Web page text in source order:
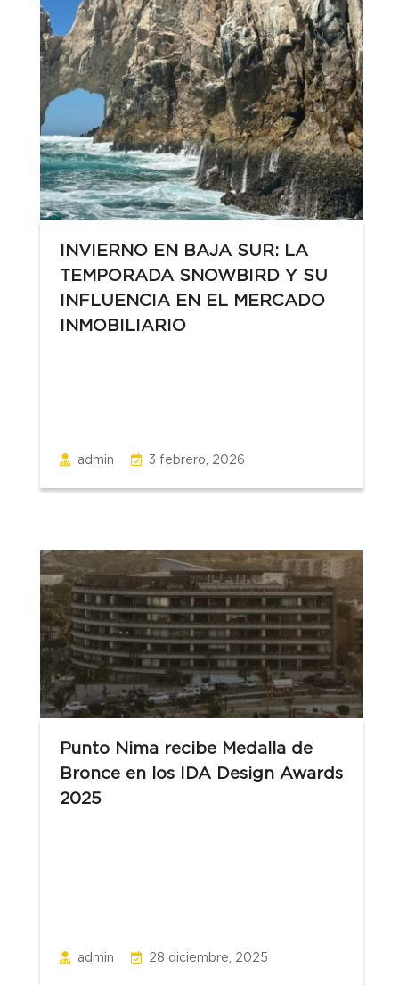
INVIERNO EN BAJA SUR: LA
TEMPORADA SNOWBIRD Y SU
INFLUENCIA EN EL MERCADO
INMOBILIARIO
admin 3 febrero, 2026
Punto Nima recibe Medalla de
Bronce en los IDA Design Awards
2025
admin 28 diciembre, 2025